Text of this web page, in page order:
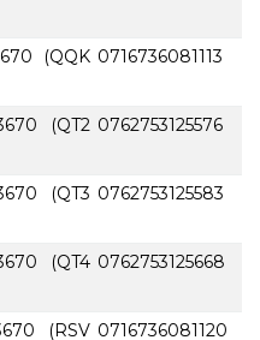
(QQK 0716736081113
(QT2 0762753125576
(QT3 0762753125583
(QT4 0762753125668
(RSV 0716736081120